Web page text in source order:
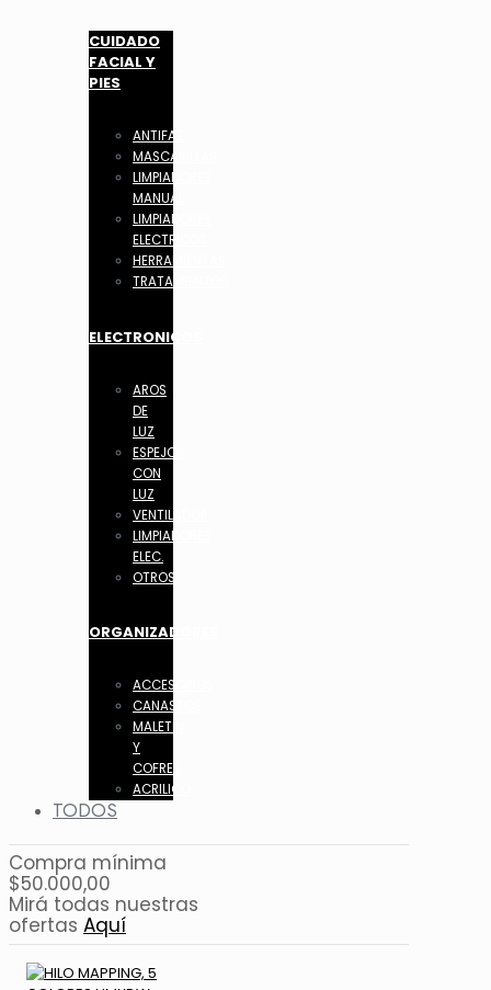
CUIDADO
FACIAL Y
PIES
ANTIFAZ
MASCARILLAS
LIMPIADORES
MANUAL
LIMPIADORES
ELECTRICOS
HERRAMIENTAS
TRATAMIENTOS
ELECTRONICOS
AROS
DE
LUZ
ESPEJOS
CON
LUZ
VENTILADOR
LIMPIADORES
ELEC.
OTROS
ORGANIZADORES
ACCESORIOS
CANASTOS
MALETIN
Y
COFRES
ACRILICO
TODOS
Compra mínima
$50.000,00
Mirá todas nuestras
ofertas Aquí